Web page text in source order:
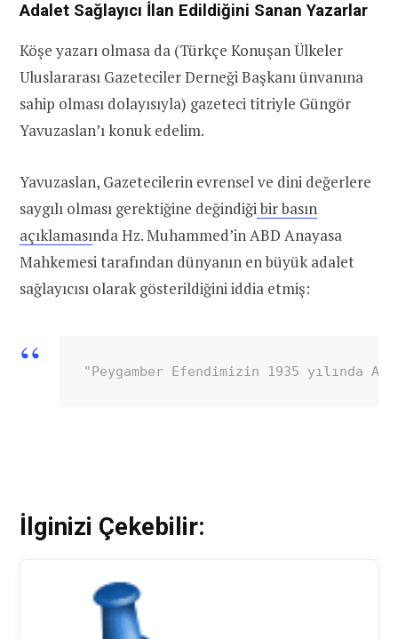
Adalet Sağlayıcı İlan Edildiğini Sanan Yazarlar
Köşe yazarı olmasa da (Türkçe Konuşan Ülkeler
Uluslararası Gazeteciler Derneği Başkanı ünvanına
sahip olması dolayısıyla) gazeteci titriyle Güngör
Yavuzaslan’ı konuk edelim.
Yavuzaslan, Gazetecilerin evrensel ve dini değerlere
saygılı olması gerektiğine değindiğibir basın
açıklamasında Hz. Muhammed’in ABD Anayasa
Mahkemesi tarafından dünyanın en büyük adalet
sağlayıcısı olarak gösterildiğini iddia etmiş:
"Peygamber Efendimizin 1935 yılında
İlginizi Çekebilir: